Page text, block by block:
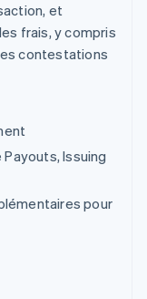
et
frais, y compris
contestations
Issuing
pour